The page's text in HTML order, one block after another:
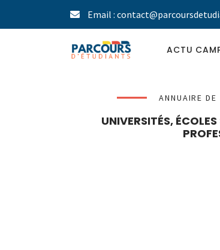
Email :
ACTU
BLOG
ANNUAIRE DE
UNIVERSITÉS,